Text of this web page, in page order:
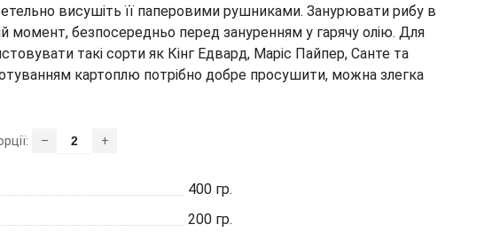
висушіть її паперовими рушниками. Занурювати рибу в
момент, безпосередньо перед зануренням у гарячу олію. Для
такі сорти як Кінг Едвард, Маріс Пайпер, Санте та
картоплю потрібно добре просушити, можна злегка
– +
400 гр.
200 гр.